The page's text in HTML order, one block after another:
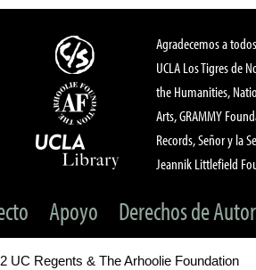
Agradecemos a
UCLA Los Tigres de
the Humanities,
Arts, GRAMMY
Records, Señor y la
Jeannik Littlefield
Apoyo Derechos de
UC Regents & The Arhoolie Foundation